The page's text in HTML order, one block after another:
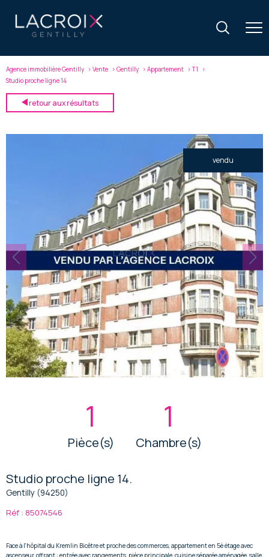
Agence immobilière Gentilly Vente Gentilly Appartement
T1
Studio proche ligne 14
retour aux résultats
vendu
1
Pièce(s)
1
Chambre(s)
Studio proche ligne 14.
Gentilly (94250)
Réf : 85074546
Face à l'hôpital du Kremlin Bicêtre et proche des commerces, appartement en 5è étage avec